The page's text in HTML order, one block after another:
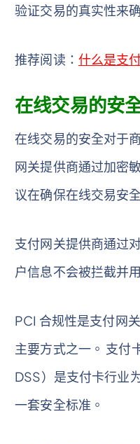
验证交易的真实性来
推荐阅读： 什么是支
在线交易的安
在线交易的安全对于
网关提供商通过加密
议在确保在线交易安
支付网关提供商通过
户信息不会被拦截并
PCI 合规性是支付网
主要方式之一。 支付
DSS）是支付卡行业
一套安全标准。